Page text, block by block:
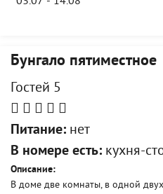
Бунгало пятиместное
Гостей 5
Питание: нет
В номере есть: кухня-
Описание:
В доме две комнаты, в одной